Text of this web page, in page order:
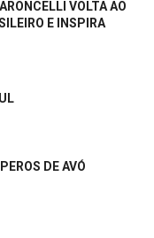
VOLTA AO
E INSPIRA
DE AVÓ